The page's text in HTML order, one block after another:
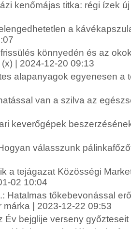
kenőmájas titka: régi ízek
a
könnyedén és az
| 2024-12-20 09:13
alapanyagok egyenesen a
van a szilva az
keverőgépek
válasszunk
a tejágazat Közösségi
02 10:04
Hatalmas tőkebevonással
márka | 2023-12-22 09:53
Év bejglije verseny